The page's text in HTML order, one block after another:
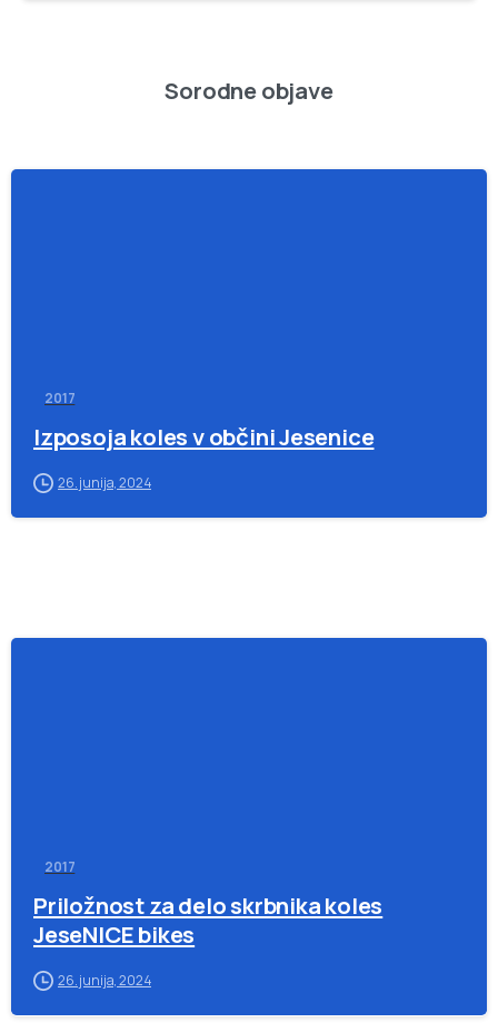
Sorodne objave
2017
Izposoja koles v občini Jesenice
26. junija, 2024
2017
Priložnost za delo skrbnika koles
JeseNICE bikes
26. junija, 2024